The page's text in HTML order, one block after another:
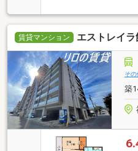
賃貸マンション エストレイラ
そ
築